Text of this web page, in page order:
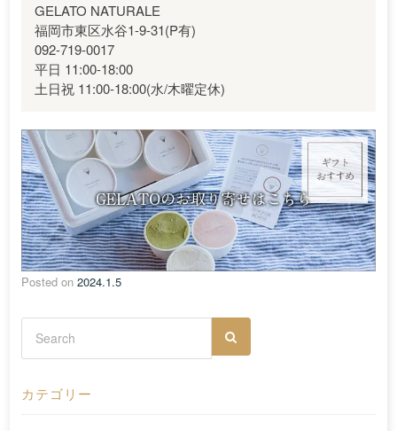
GELATO NATURALE
福岡市東区水谷1-9-31(P有)
092-719-0017
平日 11:00-18:00
土日祝 11:00-18:00(水/木曜定休)
Posted on2024.1.5
カテゴリー